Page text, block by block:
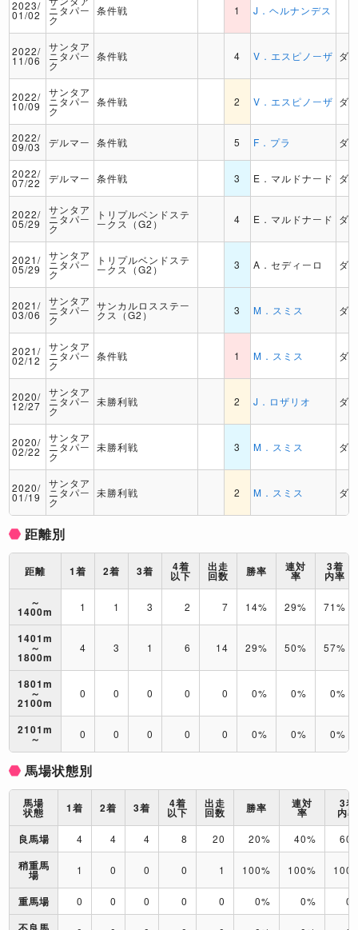
2023/
01/02 ニタパー
ク
条件戦 1 J．ヘルナンデス
2022/
11/06
サンタア
ニタパー
ク
条件戦 4 V．エスピノーザ ダ
2022/
10/09
サンタア
ニタパー
ク
条件戦 2 V．エスピノーザ ダ
2022/
09/03 デルマー 条件戦 5 F．プラ ダ
2022/
07/22 デルマー 条件戦 3 E．マルドナード ダ
2022/
05/29
サンタア
ニタパー
ク
トリプルベンドステ
ークス（G2） 4 E．マルドナード ダ
2021/
05/29
サンタア
ニタパー
ク
トリプルベンドステ
ークス（G2） 3 A．セディーロ ダ
2021/
03/06
サンタア
ニタパー
ク
サンカルロスステー
クス（G2） 3 M．スミス ダ
2021/
02/12
サンタア
ニタパー
ク
条件戦 1 M．スミス ダ
2020/
12/27
サンタア
ニタパー
ク
未勝利戦 2 J．ロザリオ ダ
2020/
02/22
サンタア
ニタパー
ク
未勝利戦 3 M．スミス ダ
2020/
01/19
サンタア
ニタパー
ク
未勝利戦 2 M．スミス ダ
距離別
距離 1着 2着 3着 4着
以下
出走
回数 勝率 連対
率
3着
内率
～
1400m 1 1 3 2 7 14% 29% 71%
1401m
～
1800m
4 3 1 6 14 29% 50% 57%
1801m
～
2100m
0 0 0 0 0 0% 0% 0%
2101m
～ 0 0 0 0 0 0% 0% 0%
馬場状態別
馬場
状態 1着 2着 3着 4着
以下
出走
回数 勝率 連対
率
3着
内率
良馬場
4 4 4 8 20 20% 40%
稍重馬
場 1 0 0 0 1 100% 100%
重馬場 0 0 0 0 0 0% 0%